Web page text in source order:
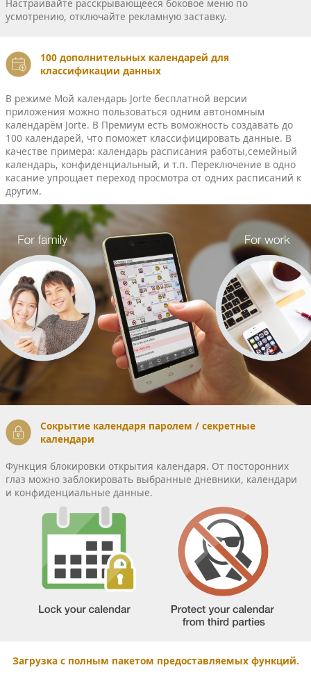
Настраивайте расскрывающееся боковое меню по
усмотрению, отключайте рекламную заставку.
100 дополнительных календарей для
классификации данных
В режиме Мой календарь Jorte бесплатной версии
приложения можно пользоваться одним автономным
календарём Jorte. В Премиум есть воможность создавать до
100 календарей, что поможет классифицировать данные. В
качестве примера: календарь расписания работы,семейный
календарь, конфиденциальный, и т.п. Переключение в одно
касание упрощает переход просмотра от одних расписаний к
другим.
Сокрытие календаря паролем / секретные
календари
Функция блокировки открытия календаря. От посторонних
глаз можно заблокировать выбранные дневники, календари
и конфиденциальные данные.
Загрузка с полным пакетом предоставляемых функций.